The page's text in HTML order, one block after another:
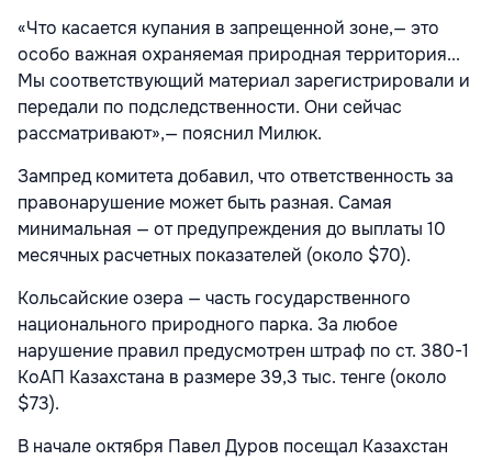
«Что касается купания в запрещенной зоне,— это
особо важная охраняемая природная территория...
Мы соответствующий материал зарегистрировали и
передали по подследственности. Они сейчас
рассматривают»,— пояснил Милюк.
Зампред комитета добавил, что ответственность за
правонарушение может быть разная. Самая
минимальная — от предупреждения до выплаты 10
месячных расчетных показателей (около $70).
Кольсайские озера — часть государственного
национального природного парка. За любое
нарушение правил предусмотрен штраф по ст. 380-1
КоАП Казахстана в размере 39,3 тыс. тенге (около
$73).
В начале октября Павел Дуров посещал Казахстан